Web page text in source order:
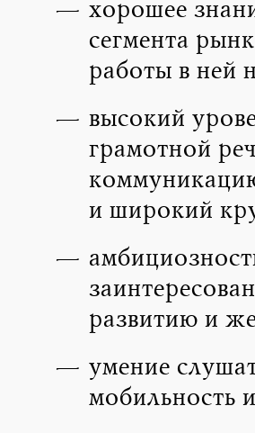
хорошее
сегмента
работы в ней
высокий
грамотной
и широкий
развитию и
умение
мобильность